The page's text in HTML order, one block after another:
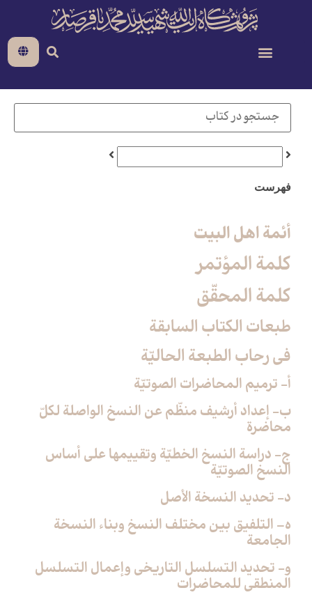
فهرست
أئمة اهل البیت
كلمة المؤتمر
كلمة المحقّق
طبعات الكتاب السابقة
في رحاب الطبعة الحاليّة
أ- ترميم المحاضرات الصوتيّة
ب- إعداد أرشيف منظّم عن النسخ الواصلة لكلّ
محاضرة
ج- دراسة النسخ الخطيّة وتقييمها على أساس
النسخ الصوتيّة
د- تحديد النسخة الأصل
ه– التلفيق بين مختلف النسخ وبناء النسخة
الجامعة
و- تحديد التسلسل التاريخي وإعمال التسلسل
المنطقي للمحاضرات